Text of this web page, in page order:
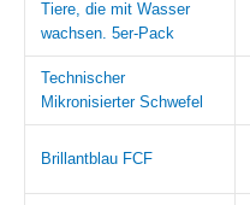
Tiere, die mit Wasser
wachsen. 5er-Pack
Technischer
Mikronisierter Schwefel
Brillantblau FCF